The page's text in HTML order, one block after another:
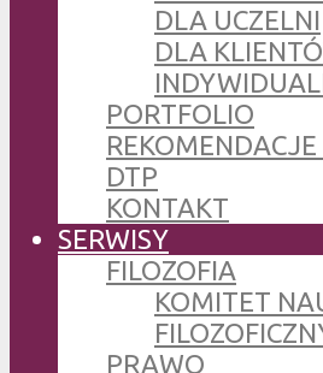
DLA UCZELNI
DLA
PORTFOLIO
DTP
KONTAKT
SERWISY
FILOZOFIA
KOMITET
PRAWO